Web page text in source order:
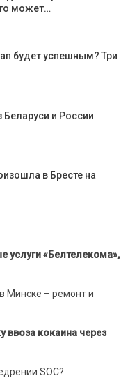
может…
будет успешным? Три
и России
в Бресте на
услуги «Белтелекома»,
Минске – ремонт и
ввоза кокаина через
SOC?